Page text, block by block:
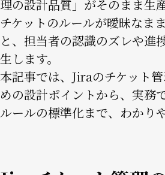
理の設計品質」がそのまま生
チケットのルールが曖昧なま
と、担当者の認識のズレや進
生します。
本記事では、Jiraのチケット
めの設計ポイントから、実務
ルールの標準化まで、わかり